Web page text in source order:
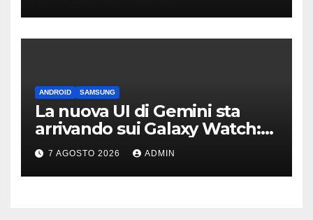
ANDROID SAMSUNG
La nuova UI di Gemini sta
arrivando sui Galaxy Watch:
primi avvistamenti
7 AGOSTO 2026 ADMIN